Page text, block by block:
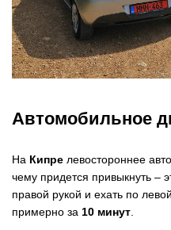
Автомобильное
На Кипре левостороннее
чему придется привыкнуть –
правой рукой и ехать по
примерно за 10 минут